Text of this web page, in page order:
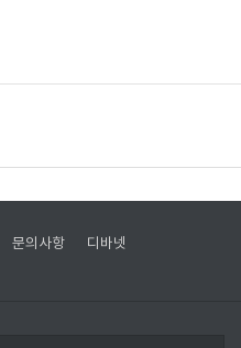
문의사항 디바넷